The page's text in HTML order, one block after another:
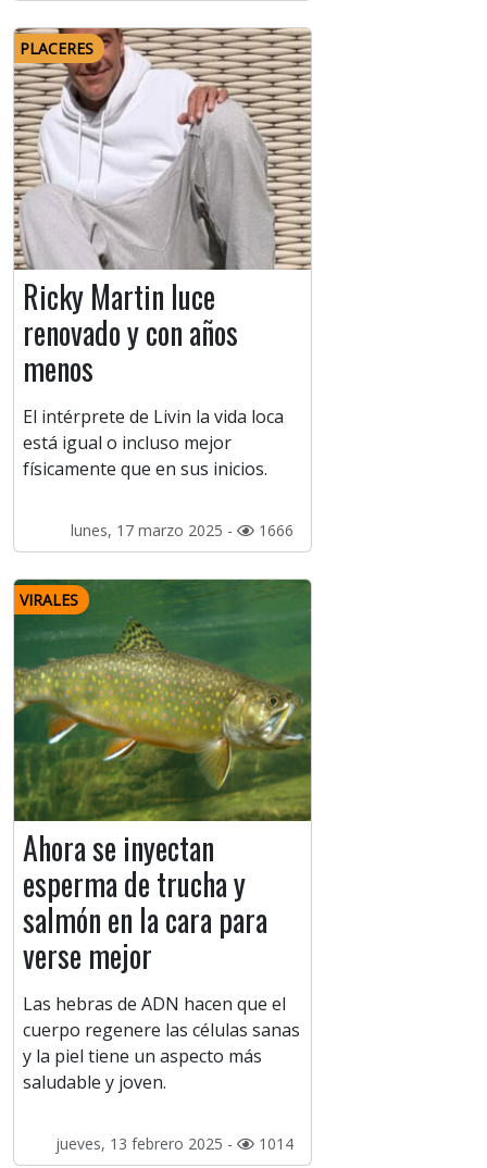
PLACERES
Ricky Martin luce
renovado y con años
menos
El intérprete de Livin la vida loca
está igual o incluso mejor
físicamente que en sus inicios.
lunes, 17 marzo 2025 - 1666
VIRALES
Ahora se inyectan
esperma de trucha y
salmón en la cara para
verse mejor
Las hebras de ADN hacen que el
cuerpo regenere las células sanas
y la piel tiene un aspecto más
saludable y joven.
jueves, 13 febrero 2025 - 1014